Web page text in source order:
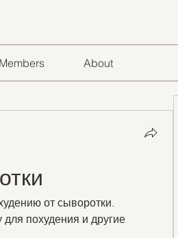
Members About
от сыворотки.
похудения и другие